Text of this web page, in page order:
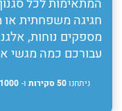
המתאימות לכל
חגיגה משפחתית או
מספקים נוחות,
עבורכם כמה מגשי
ניתחנו50 סקירות ו- 1000 ביקורות